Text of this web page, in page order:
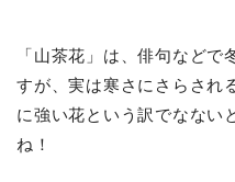
「山茶花」は、俳句など
すが、実は寒さにさらされ
に強い花という訳でなない
ね！